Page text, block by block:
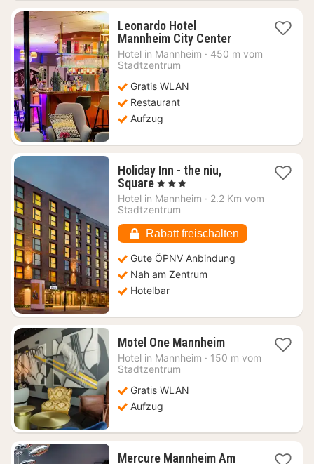
Leonardo Hotel
Mannheim City Center1
Nacht
Hotel in Mannheim · 450 m vom
Stadtzentrum
Gratis WLAN
Restaurant
Aufzug
Holiday Inn - the niu,
Square1
Nacht
ab
€
, 3 Sterne
Hotel in Mannheim · 2.2 Km vom
Stadtzentrum
Rabatt freischalten
Gute ÖPNV Anbindung
Nah am Zentrum
Hotelbar
Motel One Mannheim1
Nacht
Hotel in Mannheim · 150 m vom
Stadtzentrum
Gratis WLAN
Aufzug
Mercure Mannheim Am